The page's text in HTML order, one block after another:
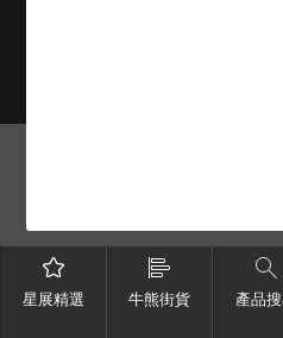
星展精選 牛熊街貨 產品
本網站包含的材料及資料
在提供該等資料時，不擬就
《證券及期貨條例》（香港